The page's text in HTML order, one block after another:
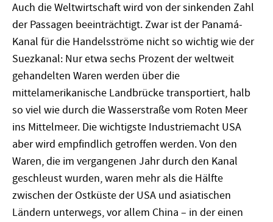
Auch die Weltwirtschaft wird von der sinkenden Zahl
der Passagen beeinträchtigt. Zwar ist der Panamá-
Kanal für die Handelsströme nicht so wichtig wie der
Suezkanal: Nur etwa sechs Prozent der weltweit
gehandelten Waren werden über die
mittelamerikanische Landbrücke transportiert, halb
so viel wie durch die Wasserstraße vom Roten Meer
ins Mittelmeer. Die wichtigste Industriemacht USA
aber wird empfindlich getroffen werden. Von den
Waren, die im vergangenen Jahr durch den Kanal
geschleust wurden, waren mehr als die Hälfte
zwischen der Ostküste der USA und asiatischen
Ländern unterwegs, vor allem China – in der einen